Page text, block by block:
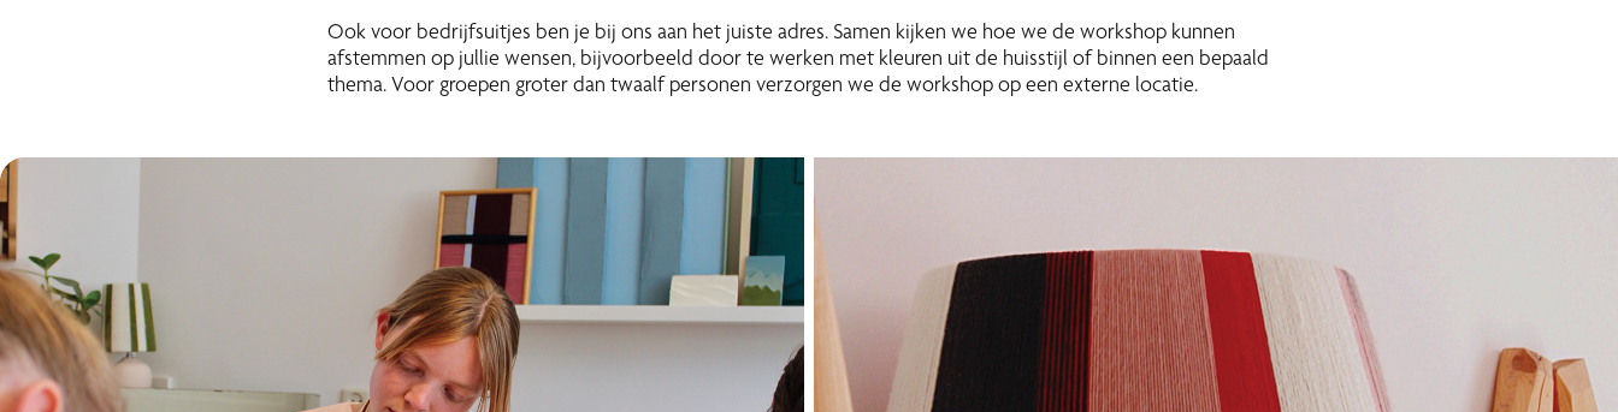
Ook voor bedrijfsuitjes ben je bij ons aan het juiste adres. Samen kijken we hoe we de workshop kunnen
afstemmen op jullie wensen, bijvoorbeeld door te werken met kleuren uit de huisstijl of binnen een bepaald
thema. Voor groepen groter dan twaalf personen verzorgen we de workshop op een externe locatie.